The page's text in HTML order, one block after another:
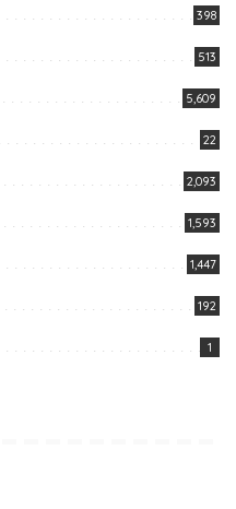
398
513
5,609
22
2,093
1,593
1,447
192
1